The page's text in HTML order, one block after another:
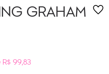
GRAHAM
99,83